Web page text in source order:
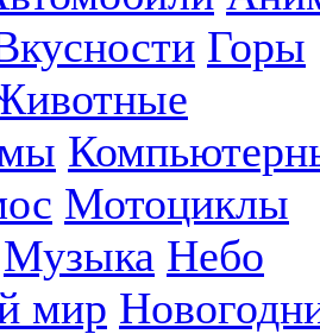
Горы
Мотоциклы
Музыка Небо
мир